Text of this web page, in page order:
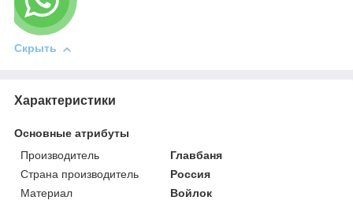
Скрыть
Характеристики
Основные атрибуты
Производитель
Главбаня
Страна производитель
Россия
Материал
Войлок